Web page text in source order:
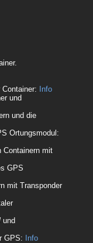
Info
und
und die
Ortungsmodul:
Containern mit
GPS
mit Transponder
und
GPS:
Info